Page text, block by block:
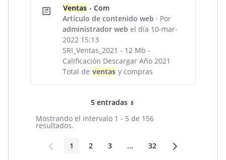
Ventas - Com
Artículo de contenido web · Por
administrador web el día 10-mar-
2022 15:13
SRI_Ventas_2021 - 12 Mb -
Calificación Descargar Año 2021
Total de ventas y compras
5 entradasPor página
Mostrando el intervalo 1 - 5 de 156
resultados.
Página
1 Página
2 Página
3 ...Páginas intermedias
Página
32